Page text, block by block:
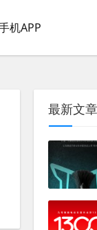
机APP
踏板摩托车
最新文章